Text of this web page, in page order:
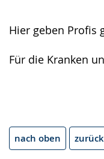
Hier geben Profis
Für die Kranken
nach oben